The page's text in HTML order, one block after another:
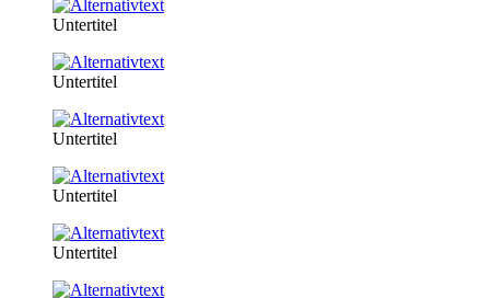
Untertitel
Untertitel
Untertitel
Untertitel
Untertitel